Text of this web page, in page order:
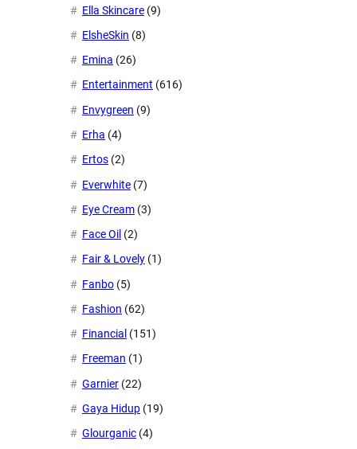
Ella Skincare (9)
ElsheSkin (8)
Emina (26)
Entertainment (616)
Envygreen (9)
Erha (4)
Ertos (2)
Everwhite (7)
Eye Cream (3)
Face Oil (2)
Fair & Lovely (1)
Fanbo (5)
Fashion (62)
Financial (151)
Freeman (1)
Garnier (22)
Gaya Hidup (19)
Glourganic (4)